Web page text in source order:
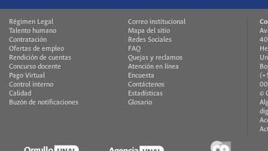
Régimen Legal
Talento humano
Contratación
Ofertas de empleo
Rendición de cuentas
Concurso docente
Pago Virtual
Control interno
Calidad
Buzón de notificaciones
Correo institucional
Mapa del sitio
Redes Sociales
FAQ
Quejas y reclamos
Atención en línea
Encuesta
Contáctenos
Estadísticas
Glosario
©